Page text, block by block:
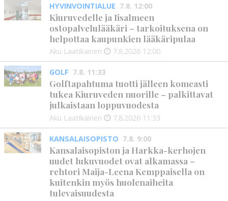
HYVINVOINTIALUE 7.8. 12:00
Kiuruvedelle ja Iisalmeen
ostopalvelulääkäri – tarkoituksena on
helpottaa kaupunkien lääkäripulaa
Aku Laatikainen 7.8.2026 12:00
GOLF 7.8. 11:33
Golftapahtuma tuotti jälleen komeasti
tukea Kiuruveden nuorille – palkittavat
julkaistaan loppuvuodesta
Aku Laatikainen 7.8.2026 11:33
KANSALAISOPISTO 7.8. 9:00
Kansalaisopiston ja Harkka-kerhojen
uudet lukuvuodet ovat alkamassa –
rehtori Maija-Leena Kemppaisella on
kuitenkin myös huolenaiheita
tulevaisuudesta